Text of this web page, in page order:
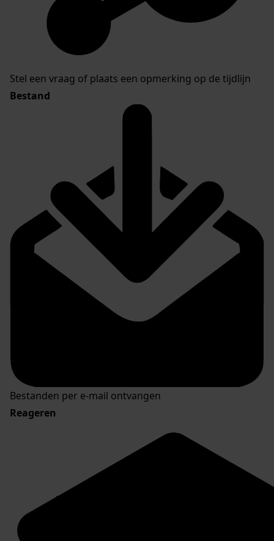
Stel een vraag of plaats een opmerking op de tijdlijn
Bestand
Bestanden per e-mail ontvangen
Reageren